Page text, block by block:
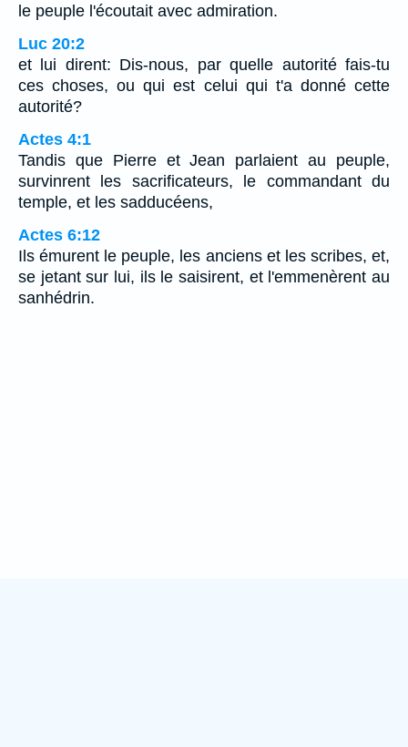
le peuple l'écoutait avec admiration.
Luc 20:2
et lui dirent: Dis-nous, par quelle autorité fais-tu
ces choses, ou qui est celui qui t'a donné cette
autorité?
Actes 4:1
Tandis que Pierre et Jean parlaient au peuple,
survinrent les sacrificateurs, le commandant du
temple, et les sadducéens,
Actes 6:12
Ils émurent le peuple, les anciens et les scribes, et,
se jetant sur lui, ils le saisirent, et l'emmenèrent au
sanhédrin.